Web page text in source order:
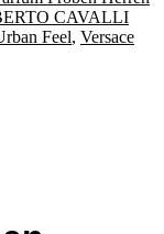
CAVALLI
Feel, Versace